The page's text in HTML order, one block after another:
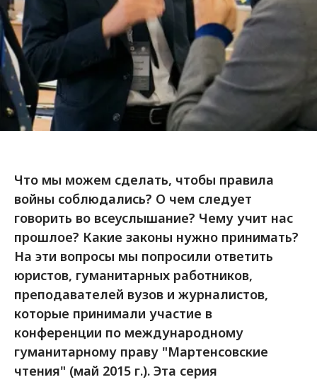
Что мы можем сделать, чтобы правила
войны соблюдались? О чем следует
говорить во всеуслышание? Чему учит нас
прошлое? Какие законы нужно принимать?
На эти вопросы мы попросили ответить
юристов, гуманитарных работников,
преподавателей вузов и журналистов,
которые принимали участие в
конференции по международному
гуманитарному праву "Мартенсовские
чтения" (май 2015 г.). Эта серия